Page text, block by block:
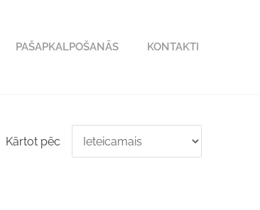
PAŠAPKALPOŠANĀS KONTAKTI
Kārtot pēc